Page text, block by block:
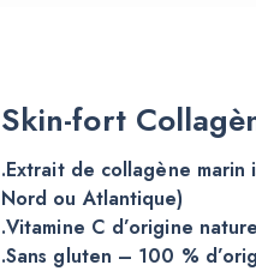
Skin-fort
.Extrait de collagène marin
Nord ou Atlantique)
.Vitamine C d’origine
.Sans gluten – 100 %